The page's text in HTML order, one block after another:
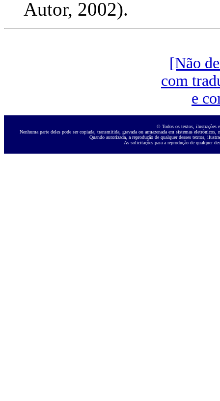
Autor, 2002).
[Não
com
e
© Todos os textos, ilustrações
Nenhuma parte deles pode ser copiada, transmitida, gravada ou armazenada em sistemas
Quando autorizada, a reprodução de qualquer desses textos,
As solicitações para a reprodução de qualquer